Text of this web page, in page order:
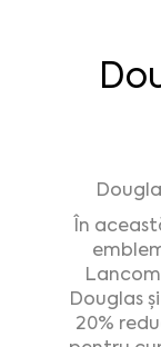
În
Douglas
20%